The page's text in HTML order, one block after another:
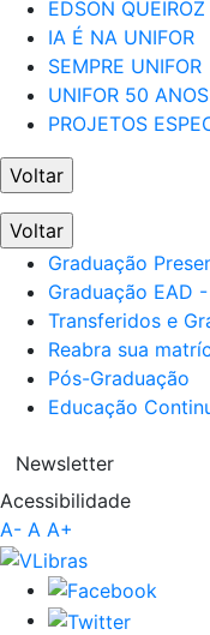
EDSON
IA É NA UNIFOR
SEMPRE UNIFOR
UNIFOR 50 ANOS
PROJETOS
Voltar
Voltar
Graduação
Graduação EAD
Transferidos e
Reabra sua
Pós-Graduação
Educação
Newsletter
Acessibilidade
A- A A+